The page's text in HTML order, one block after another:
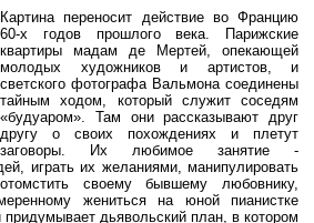
Картина переносит действие во Францию
60-х годов прошлого века. Парижские
квартиры мадам де Мертей, опекающей
молодых художников и артистов, и
светского фотографа Вальмона соединены
тайным ходом, который служит соседям
«будуаром». Там они рассказывают друг
другу о своих похождениях и плетут
заговоры. Их любимое занятие -
играть их желаниями, манипулировать
своему бывшему любовнику,
жениться на юной пианистке
дьявольский план, в котором